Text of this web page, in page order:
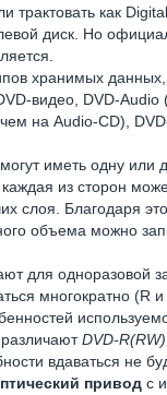
трактовать как
диск. Но
хранимых
видео, DVD-Audio
на Audio-CD),
иметь одну или
из сторон
слоя. Благодаря
объема можно
для одноразовой
многократно (R
различаютDVD-
вдаваться не
привод с